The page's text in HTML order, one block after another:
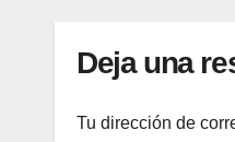
Deja una
Tu dirección de